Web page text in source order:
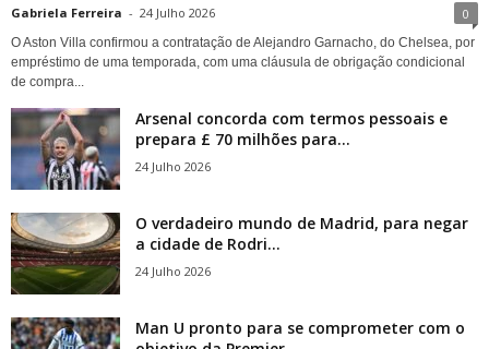
Gabriela Ferreira - 24 Julho 2026 0
O Aston Villa confirmou a contratação de Alejandro Garnacho, do Chelsea, por
empréstimo de uma temporada, com uma cláusula de obrigação condicional
de compra...
Arsenal concorda com termos pessoais e
prepara £ 70 milhões para...
24 Julho 2026
O verdadeiro mundo de Madrid, para negar
a cidade de Rodri...
24 Julho 2026
Man U pronto para se comprometer com o